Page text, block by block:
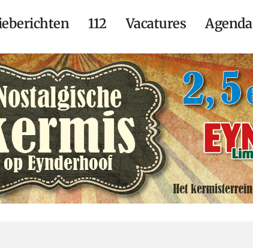
112 Vacatures Agenda